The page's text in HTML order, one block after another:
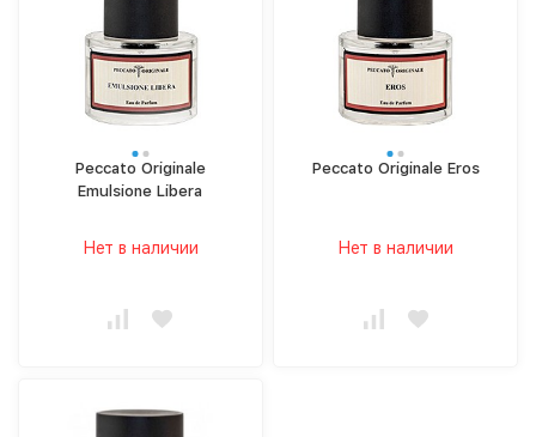
Peccato Originale
Emulsione Libera
Нет в наличии
Peccato Originale Eros
Нет в наличии